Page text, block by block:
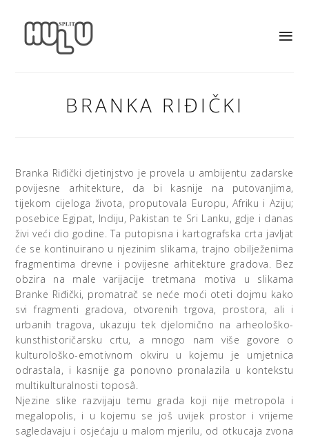
BRANKA RIĐIČKI
Branka Riđički djetinjstvo je provela u ambijentu zadarske
povijesne arhitekture, da bi kasnije na putovanjima,
tijekom cijeloga života, proputovala Europu, Afriku i Aziju;
posebice Egipat, Indiju, Pakistan te Sri Lanku, gdje i danas
živi veći dio godine. Ta putopisna i kartografska crta javljat
će se kontinuirano u njezinim slikama, trajno obilježenima
fragmentima drevne i povijesne arhitekture gradova. Bez
obzira na male varijacije tretmana motiva u slikama
Branke Riđički, promatrač se neće moći oteti dojmu kako
svi fragmenti gradova, otvorenih trgova, prostora, ali i
urbanih tragova, ukazuju tek djelomično na arheološko-
kunsthistoričarsku crtu, a mnogo nam više govore o
kulturološko-emotivnom okviru u kojemu je umjetnica
odrastala, i kasnije ga ponovno pronalazila u kontekstu
multikulturalnosti toposâ.
Njezine slike razvijaju temu grada koji nije metropola i
megalopolis, i u kojemu se još uvijek prostor i vrijeme
sagledavaju i osjećaju u malom mjerilu, od otkucaja zvona